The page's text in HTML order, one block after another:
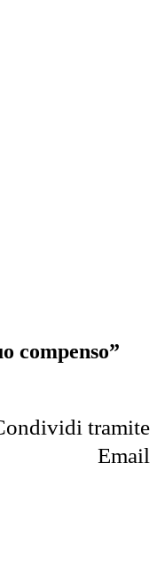
compenso”
tramite
Email